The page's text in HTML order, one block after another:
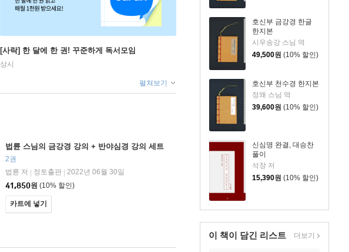
호신부 금강경 한글
한지본
시우송강 스님 역
49,500원 (10% 할인)
호신부 천수경 한지본
정왜 스님 역
39,600원 (10% 할인)
신심명 완결, 대승찬
풀이
석장 저
15,390원 (10% 할인)
이 책이 담긴 리스트 더보기
[사락] 한 달에 한 권! 꾸준하게 독서모임
상시
펼쳐보기
법륜 스님의 금강경 강의 + 반야심경 강의 세트
2권
법륜 저
정토출판
2022년 06월 30일
41,850원 (10% 할인)
카트에 넣기